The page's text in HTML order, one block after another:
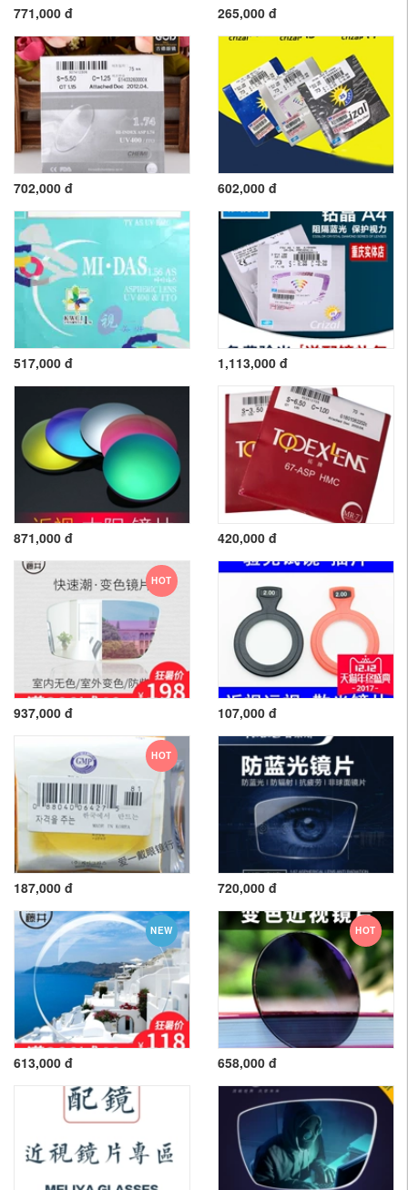
771,000 đ 265,000 đ
702,000 đ 602,000 đ
517,000 đ 1,113,000 đ
871,000 đ 420,000 đ
HOT
937,000 đ 107,000 đ
HOT
187,000 đ 720,000 đ
NEW
613,000 đ
HOT
658,000 đ